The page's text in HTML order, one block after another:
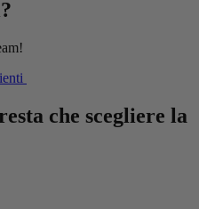
che scegliere la